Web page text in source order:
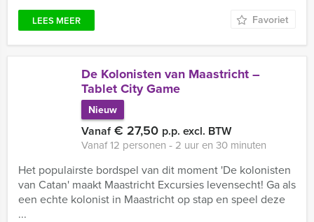
LEES MEER Favoriet
De Kolonisten van Maastricht –
Tablet City Game
Nieuw
Vanaf€ 27,50 p.p. excl. BTW
Vanaf 12 personen ‐ 2 uur en 30 minuten
Het populairste bordspel van dit moment 'De kolonisten
van Catan' maakt Maastricht Excursies levensecht! Ga als
een echte kolonist in Maastricht op stap en speel deze
...